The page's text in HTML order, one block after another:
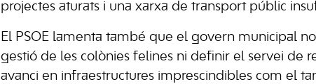
projectes aturats i una xarxa de transport públic
El PSOE lamenta també que el govern municipal
gestió de les colònies felines ni definir el servei de
avanci en infraestructures imprescindibles com el